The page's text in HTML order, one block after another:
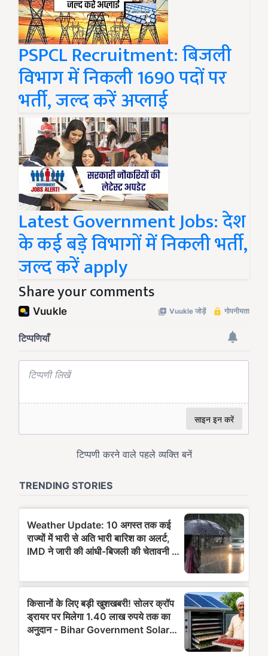
PSPCL Recruitment: बिजली
विभाग में निकली 1690 पदों पर
भर्ती, जल्द करें अप्लाई
Latest Government Jobs: देश
के कई बड़े विभागों में निकली भर्ती,
जल्द करें apply
Share your comments